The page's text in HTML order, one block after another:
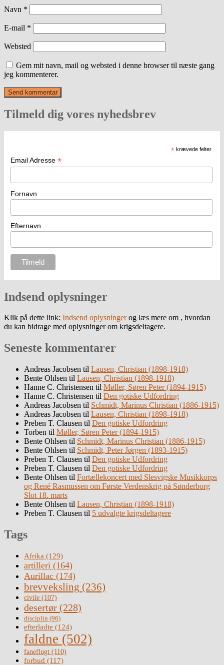
Navn *
E-mail *
Websted
Gem mit navn, mail og websted i denne browser til næste gang
jeg kommenterer.
Tilmeld dig vores nyhedsbrev
* krævede felter
Email Adresse *
Fornavn
Efternavn
Indsend oplysninger
Klik på dette link: Indsend oplysningerog læs mere om , hvordan
du kan bidrage med oplysninger om krigsdeltagere.
Seneste kommentarer
Andreas Jacobsen til Lausen, Christian (1898-1918)
Bente Ohlsen til Lausen, Christian (1898-1918)
Hanne C. Christensen til Møller, Søren Peter (1894-1915)
Hanne C. Christensen til Den gotiske Udfordring
Andreas Jacobsen til Schmidt, Marinus Christian (1886-1915)
Andreas Jacobsen til Lausen, Christian (1898-1918)
Preben T. Clausen til Den gotiske Udfordring
Torben til Møller, Søren Peter (1894-1915)
Bente Ohlsen til Schmidt, Marinus Christian (1886-1915)
Bente Ohlsen til Schmidt, Peter Jørgen (1893-1915)
Preben T. Clausen til Den gotiske Udfordring
Preben T. Clausen til Den gotiske Udfordring
Bente Ohlsen til Fortællekoncert med Slesvigske Musikkorps
og René Rasmussen om Første Verdenskrig på Sønderborg
Slot 18. marts
Bente Ohlsen til Lausen, Christian (1898-1918)
Preben T. Clausen til 5 udvalgte krigsdeltagere
Tags
Afrika (129)
artilleri (164)
Aurillac (174)
brevveksling (236)
civile (107)
desertør (228)
disciplin (96)
efterladte (124)
faldne (502)
faneflugt (110)
forbud (117)